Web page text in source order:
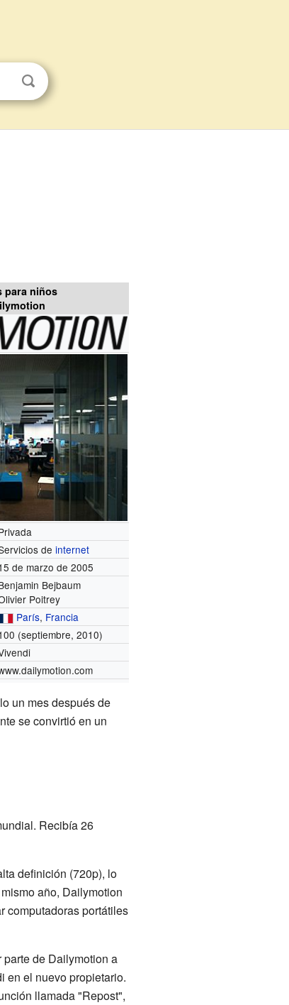
para niños
deinternet
de marzo de 2005
Bejbaum
Poitrey
París, Francia
(septiembre, 2010)
un mes después de
se convirtió en un
Recibía 26
definición (720p), lo
año, Dailymotion
computadoras portátiles
de Dailymotion a
en el nuevo propietario.
llamada "Repost",